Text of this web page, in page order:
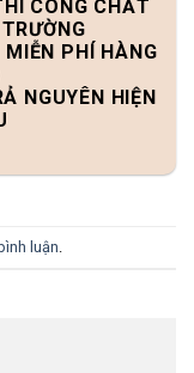
CÔNG CHẤT
PHÍ HÀNG
NGUYÊN HIỆN
luận